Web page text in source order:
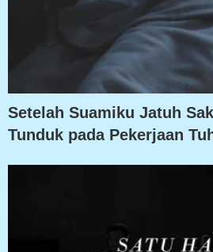
Setelah Suamiku Jatuh
Tunduk pada Pekerjaan